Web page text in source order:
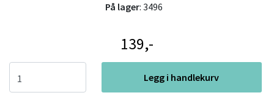
På lager: 3496
139,-
Legg i handlekurv